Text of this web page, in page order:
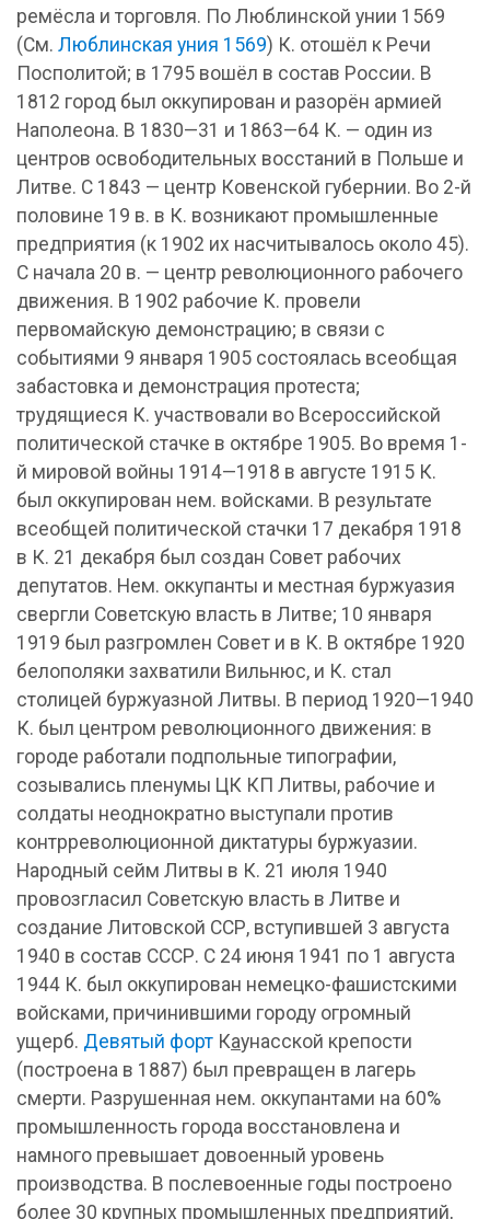
ремёсла и торговля. По Люблинской унии 1569
(См. Люблинская уния 1569) К. отошёл к Речи
Посполитой; в 1795 вошёл в состав России. В
1812 город был оккупирован и разорён армией
Наполеона. В 1830—31 и 1863—64 К. — один из
центров освободительных восстаний в Польше и
Литве. С 1843 — центр Ковенской губернии. Во 2-й
половине 19 в. в К. возникают промышленные
предприятия (к 1902 их насчитывалось около 45).
С начала 20 в. — центр революционного рабочего
движения. В 1902 рабочие К. провели
первомайскую демонстрацию; в связи с
событиями 9 января 1905 состоялась всеобщая
забастовка и демонстрация протеста;
трудящиеся К. участвовали во Всероссийской
политической стачке в октябре 1905. Во время 1-
й мировой войны 1914—1918 в августе 1915 К.
был оккупирован нем. войсками. В результате
всеобщей политической стачки 17 декабря 1918
в К. 21 декабря был создан Совет рабочих
депутатов. Нем. оккупанты и местная буржуазия
свергли Советскую власть в Литве; 10 января
1919 был разгромлен Совет и в К. В октябре 1920
белополяки захватили Вильнюс, и К. стал
столицей буржуазной Литвы. В период 1920—1940
К. был центром революционного движения: в
городе работали подпольные типографии,
созывались пленумы ЦК КП Литвы, рабочие и
солдаты неоднократно выступали против
контрреволюционной диктатуры буржуазии.
Народный сейм Литвы в К. 21 июля 1940
провозгласил Советскую власть в Литве и
создание Литовской ССР, вступившей 3 августа
1940 в состав СССР. С 24 июня 1941 по 1 августа
1944 К. был оккупирован немецко-фашистскими
войсками, причинившими городу огромный
ущерб. Девятый форт Каунасской крепости
(построена в 1887) был превращен в лагерь
смерти. Разрушенная нем. оккупантами на 60%
промышленность города восстановлена и
намного превышает довоенный уровень
производства. В послевоенные годы построено
более 30 крупных промышленных предприятий,